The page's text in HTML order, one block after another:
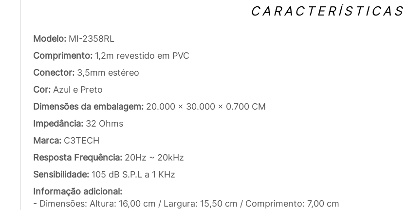
CARACTERÍSTICAS
Modelo: MI-2358RL
Comprimento: 1,2m revestido em PVC
Conector: 3,5mm estéreo
Cor: Azul e Preto
Dimensões da embalagem: 20.000 x 30.000 x 0.700 CM
Impedância: 32 Ohms
Marca: C3TECH
Resposta Frequência: 20Hz ~ 20kHz
Sensibilidade: 105 dB S.P.L a 1 KHz
Informação adicional:
- Dimensões: Altura: 16,00 cm / Largura: 15,50 cm / Comprimento: 7,00 cm